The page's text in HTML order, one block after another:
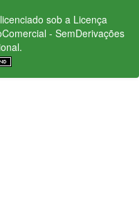
sob a Licença
- SemDerivações